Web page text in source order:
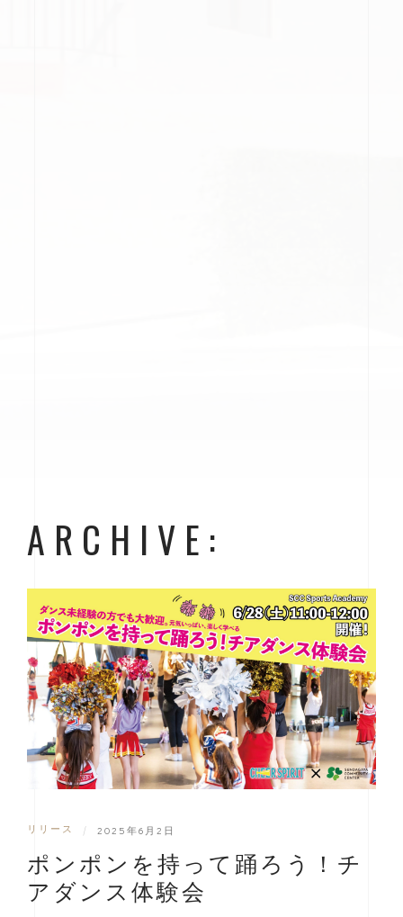
ARCHIVE:
リリース | 2025年6月2日
ポンポンを持って踊ろう！チ
アダンス体験会